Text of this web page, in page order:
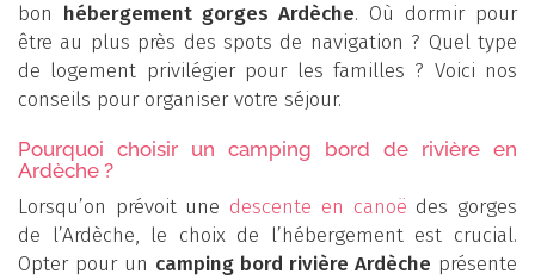
bon hébergement gorges Ardèche. Où dormir pour
être au plus près des spots de navigation ? Quel type
de logement privilégier pour les familles ? Voici nos
conseils pour organiser votre séjour.
Pourquoi choisir un camping bord de rivière en
Ardèche ?
Lorsqu’on prévoit une descente en canoë des gorges
de l’Ardèche, le choix de l’hébergement est crucial.
Opter pour un camping bord rivière Ardèche présente